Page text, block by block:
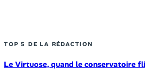
TOP 5 DE LA RÉDACTION
Le Virtuose, quand le conservatoire